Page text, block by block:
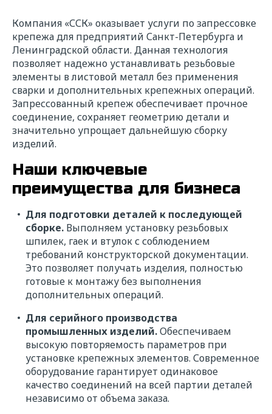
Компания «ССК» оказывает услуги по запрессовке
крепежа для предприятий Санкт-Петербурга и
Ленинградской области. Данная технология
позволяет надежно устанавливать резьбовые
элементы в листовой металл без применения
сварки и дополнительных крепежных операций.
Запрессованный крепеж обеспечивает прочное
соединение, сохраняет геометрию детали и
значительно упрощает дальнейшую сборку
изделий.
Наши ключевые
преимущества для бизнеса
Для подготовки деталей к последующей
сборке. Выполняем установку резьбовых
шпилек, гаек и втулок с соблюдением
требований конструкторской документации.
Это позволяет получать изделия, полностью
готовые к монтажу без выполнения
дополнительных операций.
Для серийного производства
промышленных изделий.Обеспечиваем
высокую повторяемость параметров при
установке крепежных элементов. Современное
оборудование гарантирует одинаковое
качество соединений на всей партии деталей
независимо от объема заказа.